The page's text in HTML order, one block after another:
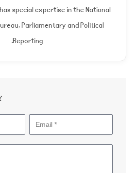
special expertise in the National
Parliamentary and Political
Reporting.